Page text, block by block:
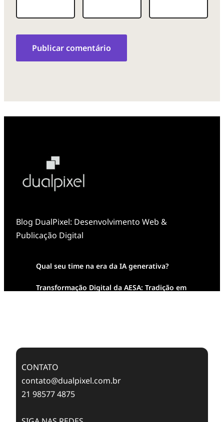
Blog DualPixel: Desenvolvimento Web &
Publicação Digital
Qual seu time na era da IA generativa?
Transformação Digital da AESA: Tradição em
CONTATO
contato@dualpixel.com.br
21 98577 4875